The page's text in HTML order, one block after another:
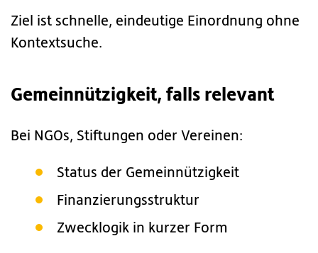
Ziel ist schnelle, eindeutige Einordnung ohne
Kontextsuche.
Gemeinnützigkeit, falls relevant
Bei NGOs, Stiftungen oder Vereinen:
Status der Gemeinnützigkeit
Finanzierungsstruktur
Zwecklogik in kurzer Form